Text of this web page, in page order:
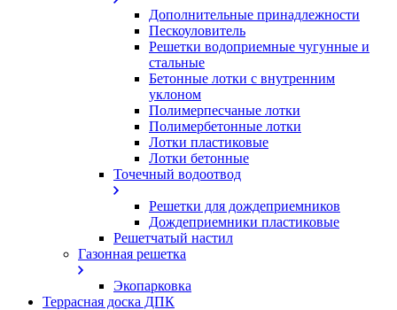
Дополнительные принадлежности
Пескоуловитель
Решетки водоприемные чугунные и
стальные
Бетонные лотки с внутренним
уклоном
Полимерпесчаные лотки
Полимербетонные лотки
Лотки пластиковые
Лотки бетонные
Точечный водоотвод
Решетки для дождеприемников
Дождеприемники пластиковые
Решетчатый настил
Газонная решетка
Экопарковка
Террасная доска ДПК